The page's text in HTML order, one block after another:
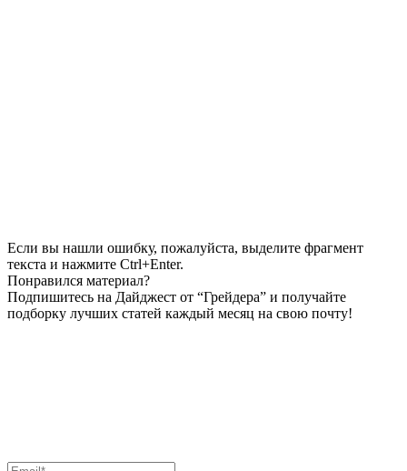
Если вы нашли ошибку, пожалуйста, выделите фрагмент
текста и нажмите Ctrl+Enter.
Понравился материал?
Подпишитесь на Дайджест от “Грейдера” и получайте
подборку лучших статей каждый месяц на свою почту!